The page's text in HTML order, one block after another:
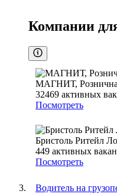
Компании
МАГНИТ,
32469 активных
Посмотреть
Бристоль Ритейл
449 активных
Посмотреть
Водитель на